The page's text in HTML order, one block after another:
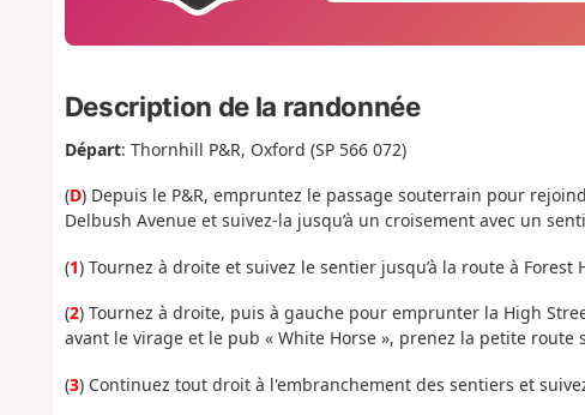
Description de la randonnée
Départ: Thornhill P&R, Oxford (SP 566 072)
(D) Depuis le P&R, empruntez le passage souterrain pour
Delbush Avenue et suivez-la jusqu’à un croisement avec un
(1) Tournez à droite et suivez le sentier jusqu’à la route à Forest
(2) Tournez à droite, puis à gauche pour emprunter la High
avant le virage et le pub « White Horse », prenez la petite route
(3) Continuez tout droit à l'embranchement des sentiers et